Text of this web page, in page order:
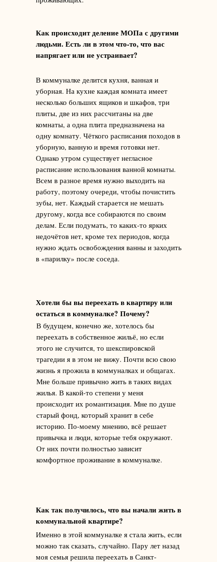
Как происходит деление МОПа с другими
людьми. Есть ли в этом что-то, что вас
напрягает или не устраивает?
В коммуналке делится кухня, ванная и
уборная. На кухне каждая комната имеет
несколько больших ящиков и шкафов, три
плиты, две из них рассчитаны на две
комнаты, а одна плита предназначена на
одну комнату. Чёткого расписания походов в
уборную, ванную и время готовки нет.
Однако утром существует негласное
расписание использования ванной комнаты.
Всем в разное время нужно выходить на
работу, поэтому очереди, чтобы почистить
зубы, нет. Каждый старается не мешать
другому, когда все собираются по своим
делам. Если подумать, то каких-то ярких
недочётов нет, кроме тех периодов, когда
нужно ждать освобождения ванны и заходить
в «парилку» после соседа.
Хотели бы вы переехать в квартиру или
остаться в коммуналке? Почему?
В будущем, конечно же, хотелось бы
переехать в собственное жильё, но если
этого не случится, то шекспировской
трагедии я в этом не вижу. Почти всю свою
жизнь я прожила в коммуналках и общагах.
Мне больше привычно жить в таких видах
жилья. В какой-то степени у меня
происходит их романтизация. Мне по душе
старый фонд, который хранит в себе
историю. По-моему мнению, всё решает
привычка и люди, которые тебя окружают.
От них почти полностью зависит
комфортное проживание в коммуналке.
Как так получилось, что вы начали жить в
коммунальной квартире?
Именно в этой коммуналке я стала жить, если
можно так сказать, случайно. Пару лет назад
моя семья решила переехать в Санкт-